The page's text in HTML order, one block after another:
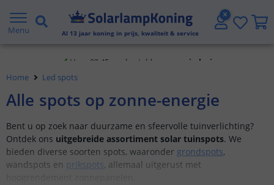
Menu Al 13 jaar koning in prijs, kwaliteit & service
Klantbeoordeling 9.1
Home
Led spots
Alle spots op zonne-energie
Bent u op zoek naar duurzame en sfeervolle tuinverlichting?
Ontdek ons uitgebreide assortiment solar tuinspots. We
bieden diverse soorten spots, waaronder grondspots,
wandspots en prikspots, allemaal uitgerust met